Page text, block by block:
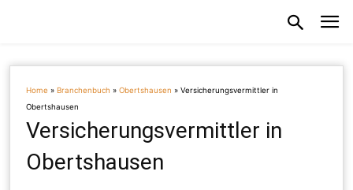
Home »Branchenbuch »Obertshausen »Versicherungsvermittler in
Obertshausen
Versicherungsvermittler in
Obertshausen